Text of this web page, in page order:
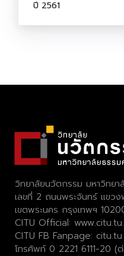
ปี 2561
วิทยาลัยนวัตกรรม มหาวิทยา
เลขที่ 2 ถนนพระจันทร์ แขวง
เขตพระนคร กรุงเทพฯ
CITU Official:
CITU FB Fanpage: citu.tu
โทรศัพท์ 0 2221 6111-20